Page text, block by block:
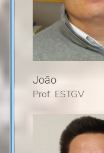
João
Prof. ESTGV